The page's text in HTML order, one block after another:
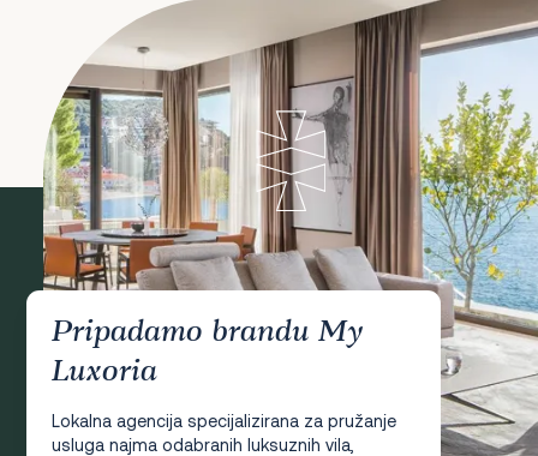
Pripadamo brandu My
Luxoria
Lokalna agencija specijalizirana za pružanje
usluga najma odabranih luksuznih vila,